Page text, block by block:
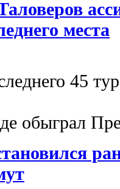
места
45
обыграл